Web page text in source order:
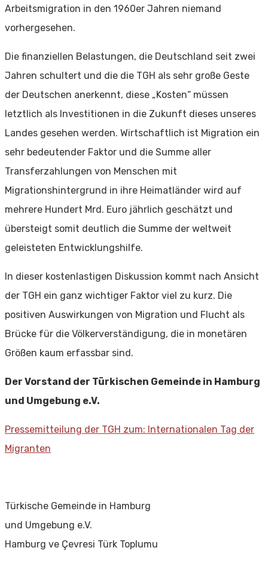
Arbeitsmigration in den 1960er Jahren niemand
vorhergesehen.
Die finanziellen Belastungen, die Deutschland seit zwei
Jahren schultert und die die TGH als sehr große Geste
der Deutschen anerkennt, diese „Kosten“ müssen
letztlich als Investitionen in die Zukunft dieses unseres
Landes gesehen werden. Wirtschaftlich ist Migration ein
sehr bedeutender Faktor und die Summe aller
Transferzahlungen von Menschen mit
Migrationshintergrund in ihre Heimatländer wird auf
mehrere Hundert Mrd. Euro jährlich geschätzt und
übersteigt somit deutlich die Summe der weltweit
geleisteten Entwicklungshilfe.
In dieser kostenlastigen Diskussion kommt nach Ansicht
der TGH ein ganz wichtiger Faktor viel zu kurz. Die
positiven Auswirkungen von Migration und Flucht als
Brücke für die Völkerverständigung, die in monetären
Größen kaum erfassbar sind.
Der Vorstand der Türkischen Gemeinde in Hamburg
und Umgebung e.V.
Pressemitteilung der TGH zum: Internationalen Tag der
Migranten
Türkische Gemeinde in Hamburg
und Umgebung e.V.
Hamburg ve Çevresi Türk Toplumu